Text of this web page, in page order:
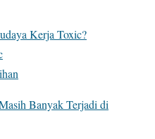
Kerja Toxic?
Banyak Terjadi di